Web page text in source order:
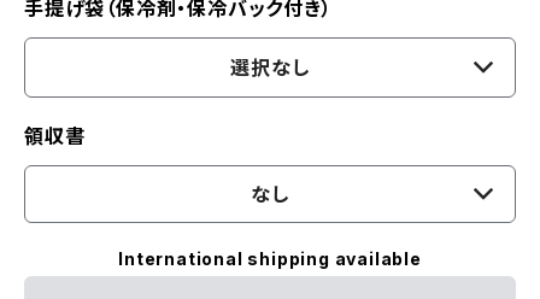
手提げ袋（保冷剤・保冷バック付き）
選択なし
領収書
なし
International shipping available